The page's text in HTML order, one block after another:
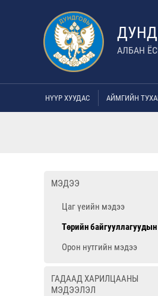
АЛБАН
НҮҮР ХУУДАС АЙМГИЙН
МЭДЭЭ
Цаг үеийн мэдээ
Төрийн
Орон нутгийн мэдээ
ГАДААД ХАРИЛЦААНЫ
МЭДЭЭЛЭЛ